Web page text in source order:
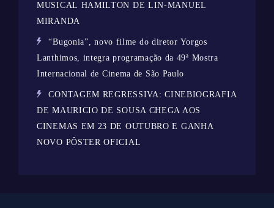
MUSICAL HAMILTON DE LIN-MANUEL
MIRANDA
“Bugonia”, novo filme do diretor Yorgos
Lanthimos, integra programação da 49ª Mostra
Internacional de Cinema de São Paulo
CONTAGEM REGRESSIVA: CINEBIOGRAFIA
DE MAURICIO DE SOUSA CHEGA AOS
CINEMAS EM 23 DE OUTUBRO E GANHA
NOVO PÔSTER OFICIAL